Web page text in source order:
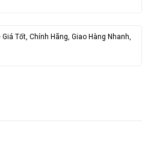
Tốt, Chính Hãng, Giao Hàng Nhanh,